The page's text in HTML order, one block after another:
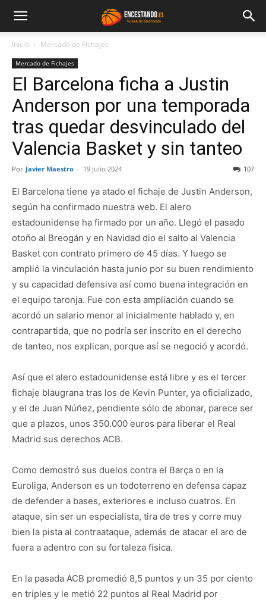
Inicio Mercado de Fichajes
Mercado de Fichajes
El Barcelona ficha a Justin
Anderson por una temporada
tras quedar desvinculado del
Valencia Basket y sin tanteo
Por Javier Maestro - 19 julio 2024 107
El Barcelona tiene ya atado el fichaje de Justin Anderson,
según ha confirmado nuestra web. El alero
estadounidense ha firmado por un año. Llegó el pasado
otoño al Breogán y en Navidad dio el salto al Valencia
Basket con contrato primero de 45 días. Y luego se
amplió la vinculación hasta junio por su buen rendimiento
y su capacidad defensiva así como buena integración en
el equipo taronja. Fue con esta ampliación cuando se
acordó un salario menor al inicialmente hablado y, en
contrapartida, que no podría ser inscrito en el derecho
de tanteo, nos explican, porque así se negoció y acordó.
Así que el alero estadounidense está libre y es el tercer
fichaje blaugrana tras los de Kevin Punter, ya oficializado,
y el de Juan Núñez, pendiente sólo de abonar, parece ser
que a plazos, unos 350.000 euros para liberar el Real
Madrid sus derechos ACB.
Como demostró sus duelos contra el Barça o en la
Euroliga, Anderson es un todoterreno en defensa capaz
de defender a bases, exteriores e incluso cuatros. En
ataque, sin ser un especialista, tira de tres y corre muy
bien la pista al contraataque, además de atacar el aro de
fuera a adentro con su fortaleza física.
En la pasada ACB promedió 8,5 puntos y un 35 por ciento
en triples y le metió 22 puntos al Real Madrid por